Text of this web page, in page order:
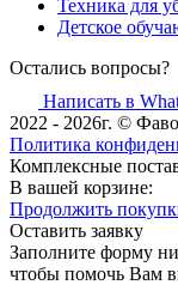
Техника для
Детское
Остались вопросы?
Написать в
2022 - 2026г. ©
Политика
Комплексные
В вашей корзине:
Продолжить
Оставить заявку
Заполните форму
чтобы помочь Вам